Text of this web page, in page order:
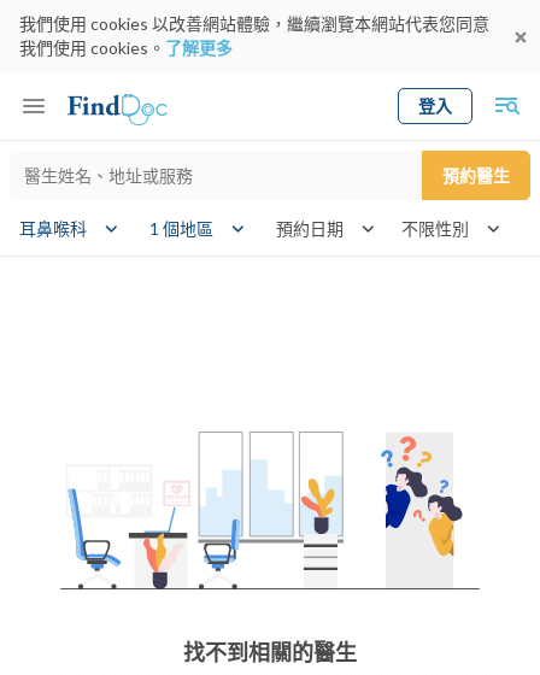
我們使用 cookies 以改善網站體驗，繼續瀏覽本網站代表您同意
我們使用 cookies。 了解更多
登入
Keyword 預約醫生
耳鼻喉科 1 個地區 預約日期
找不到相關的醫生